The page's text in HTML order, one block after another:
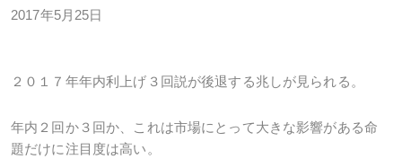
2017年5月25日
２０１７年年内利上げ３回説が後退する兆しが見られる。
年内２回か３回か、これは市場にとって大きな影響がある命
題だけに注目度は高い。